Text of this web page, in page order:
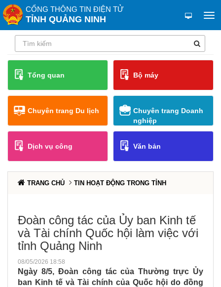
CỔNG THÔNG TIN ĐIỆN TỬ
TỈNH QUẢNG NINH
Tổng quan Bộ máy
Chuyên trang Du lịch
Chuyên trang Doanh
nghiệp
Dịch vụ công Văn bản
TRANG CHỦ TIN HOẠT ĐỘNG TRONG TỈNH
Đoàn công tác của Ủy ban Kinh tế
và Tài chính Quốc hội làm việc với
tỉnh Quảng Ninh
08/05/2026 18:58
Ngày 8/5, Đoàn công tác của Thường trực Ủy
ban Kinh tế và Tài chính của Quốc hội do đồng